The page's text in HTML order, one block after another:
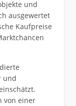
und
ausgewertet
Kaufpreise
und
von einer